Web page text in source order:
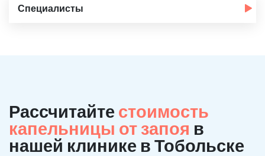
Специалисты
Рассчитайте стоимость
капельницы от запоя в
нашей клинике в Тобольске